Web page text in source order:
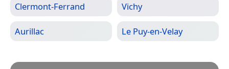
Clermont-Ferrand Vichy
Aurillac Le Puy-en-Velay